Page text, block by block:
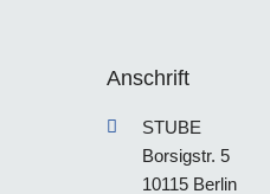
Anschrift
STUBE
Borsigstr. 5
10115 Berlin